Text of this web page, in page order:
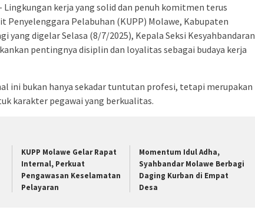
Lingkungan kerja yang solid dan penuh komitmen terus
Penyelenggara Pelabuhan (KUPP) Molawe, Kabupaten
yang digelar Selasa (8/7/2025), Kepala Seksi Kesyahbandaran
pentingnya disiplin dan loyalitas sebagai budaya kerja
ini bukan hanya sekadar tuntutan profesi, tetapi merupakan
karakter pegawai yang berkualitas.
KUPP Molawe Gelar Rapat
Internal, Perkuat
Pengawasan Keselamatan
Pelayaran
Momentum Idul Adha,
Syahbandar Molawe Berbagi
Daging Kurban di Empat
Desa